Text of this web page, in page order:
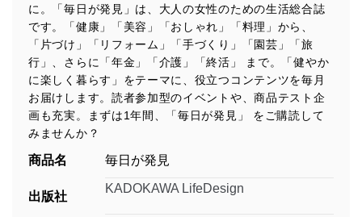
に。「毎日が発見」は、大人の女性のための生活総合誌
です。「健康」「美容」「おしゃれ」「料理」から、
「片づけ」「リフォーム」「手づくり」「園芸」「旅
行」、さらに「年金」「介護」「終活」 まで。「健やか
に楽しく暮らす」をテーマに、役立つコンテンツを毎月
お届けします。読者参加型のイベントや、商品テスト企
画も充実。まずは1年間、「毎日が発見」 をご購読して
みませんか？
商品名 毎日が発見
出版社
KADOKAWA LifeDesign